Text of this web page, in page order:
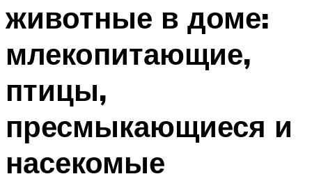
животные в доме:
млекопитающие,
птицы,
пресмыкающиеся и
насекомые